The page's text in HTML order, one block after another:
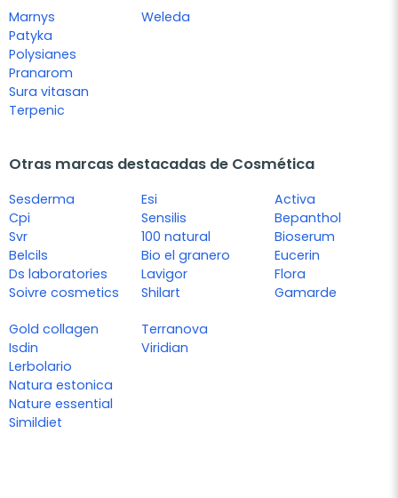
Marnys
Patyka
Polysianes
Pranarom
Sura vitasan
Terpenic
Weleda
Otras marcas destacadas de Cosmética
Sesderma
Cpi
Svr
Belcils
Ds laboratories
Soivre cosmetics
Esi
Sensilis
100 natural
Bio el granero
Lavigor
Shilart
Activa
Bepanthol
Bioserum
Eucerin
Flora
Gamarde
Gold collagen
Isdin
Lerbolario
Natura estonica
Nature essential
Simildiet
Terranova
Viridian